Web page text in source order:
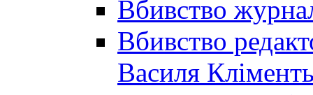
Вбивство
Вбивство
Василя